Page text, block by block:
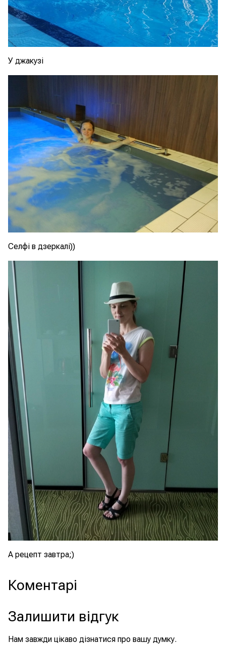
У джакузі
Селфі в дзеркалі))
А рецепт завтра;)
Коментарі
Залишити відгук
Нам завжди цікаво дізнатися про вашу думку.